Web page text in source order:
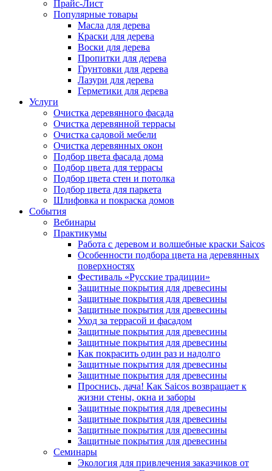
Прайс-Лист
Популярные товары
Масла для дерева
Краски для дерева
Воски для дерева
Пропитки для дерева
Грунтовки для дерева
Лазури для дерева
Герметики для дерева
Услуги
Очистка деревянного фасада
Очистка деревянной террасы
Очистка садовой мебели
Очистка деревянных окон
Подбор цвета фасада дома
Подбор цвета для террасы
Подбор цвета стен и потолка
Подбор цвета для паркета
Шлифовка и покраска домов
События
Вебинары
Практикумы
Работа с деревом и волшебные краски Saicos
Особенности подбора цвета на деревянных
поверхностях
Фестиваль «Русские традиции»
Защитные покрытия для древесины
Защитные покрытия для древесины
Защитные покрытия для древесины
Уход за террасой и фасадом
Защитные покрытия для древесины
Защитные покрытия для древесины
Как покрасить один раз и надолго
Защитные покрытия для древесины
Защитные покрытия для древесины
Проснись, дача! Как Saicos возвращает к
жизни стены, окна и заборы
Защитные покрытия для древесины
Защитные покрытия для древесины
Защитные покрытия для древесины
Защитные покрытия для древесины
Семинары
Экология для привлечения заказчиков от